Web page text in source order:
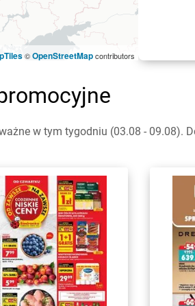
©OpenStreetMapcontributors
w tym tygodniu (03.08 - 09.08).